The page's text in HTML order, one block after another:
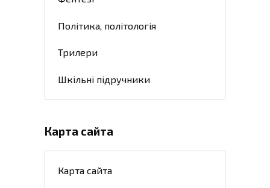
Політика, політологія
Трилери
Шкільні підручники
Карта сайта
Карта сайта